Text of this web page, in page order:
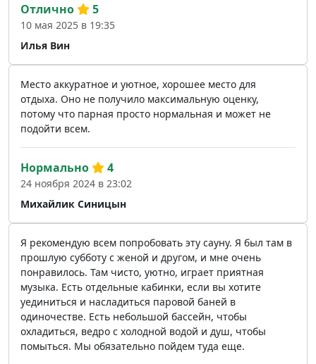
Илья Вин
Отлично 5
10 мая 2025 в 19:35
Место аккуратное и уютное, хорошее место для
отдыха. Оно не получило максимальную оценку,
потому что парная просто нормальная и может не
подойти всем.
Михайлик Синицын
Нормально 4
24 ноября 2024 в 23:02
Я рекомендую всем попробовать эту сауну. Я был там в
прошлую субботу с женой и другом, и мне очень
понравилось. Там чисто, уютно, играет приятная
музыка. Есть отдельные кабинки, если вы хотите
уединиться и насладиться паровой баней в
одиночестве. Есть небольшой бассейн, чтобы
охладиться, ведро с холодной водой и душ, чтобы
помыться. Мы обязательно пойдем туда еще.